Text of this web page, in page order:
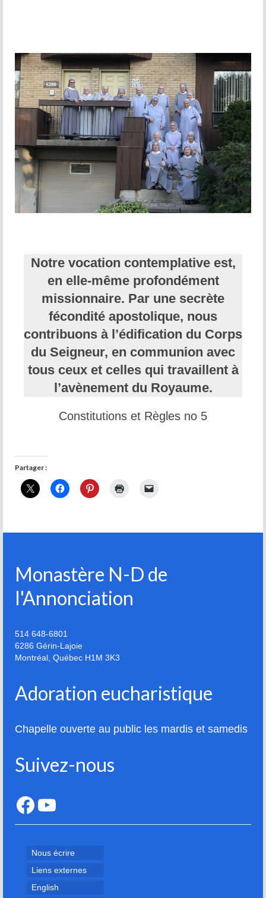
Notre vocation contemplative est,
en elle-même profondément
missionnaire. Par une secrète
fécondité apostolique, nous
contribuons à l’édification du Corps
du Seigneur, en communion avec
tous ceux et celles qui travaillent à
l’avènement du Royaume.
Constitutions et Règles no 5
Partager :
Monastère N-D de
l'Annonciation
514 648-6801
6286 Gérin-Lajoie
Montréal Québec H1M 3K3
Adoration eucharistique
Chapelle ouverte au public les mardis et samedis
Suivez-nous
Facebook
YouTube
Nous écrire
Liens externes
English